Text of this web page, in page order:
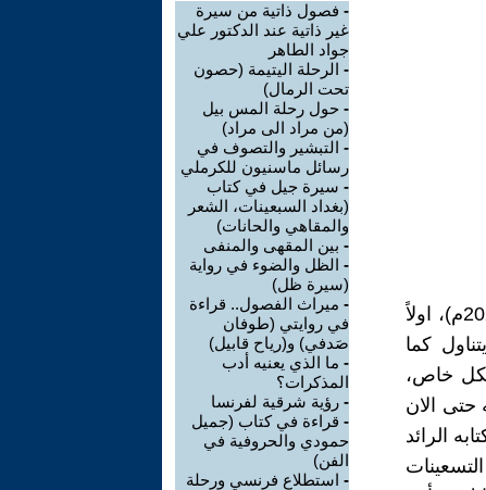
تعرفت على الاديب الراحل باسم عبد الحميد حمودي النعيمي (1937- 2024م)، اولاً
كما
خاص،
حتى الان
الرائد
الصادر عام 1961م،وخلال التسعينات
- فصول ذاتية من سيرة
غير ذاتية عند الدكتور علي
جواد الطاهر
- الرحلة اليتيمة (حصون
تحت الرمال)
- حول رحلة المس بيل
(من مراد الى مراد)
- التبشير والتصوف في
رسائل ماسنيون للكرملي
- سيرة جيل في كتاب
(بغداد السبعينات، الشعر
والمقاهي والحانات)
- بين المقهى والمنفى
- الظل والضوء في رواية
(سيرة ظل)
- ميراث الفصول.. قراءة
في روايتي (طوفان
صَدفي) و(رياح قابيل)
- ما الذي يعنيه أدب
المذكرات؟
- رؤية شرقية لفرنسا
- قراءة في كتاب (جميل
حمودي والحروفية في
الفن)
- استطلاع فرنسي ورحلة